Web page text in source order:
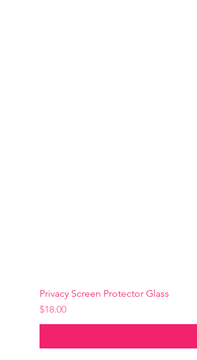
Privacy Screen Protector Glass
Precio
$18.00